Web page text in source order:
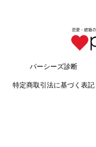
パーシーズ診断
特定商取引法に基づく表記